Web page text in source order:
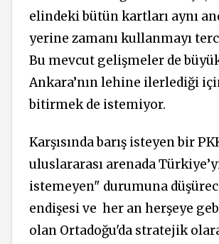
elindeki bütün kartları aynı
yerine zamanı kullanmayı
Bu mevcut gelişmeler de
Ankara’nın lehine ilerlediği
bitirmek de istemiyor.
Karşısında barış isteyen bir
uluslararası arenada
istemeyen" durumuna
endişesi ve her an herşeye
olan Ortadoğu'da stratejik